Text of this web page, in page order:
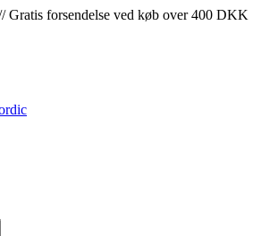
Gratis forsendelse ved køb over 400 DKK